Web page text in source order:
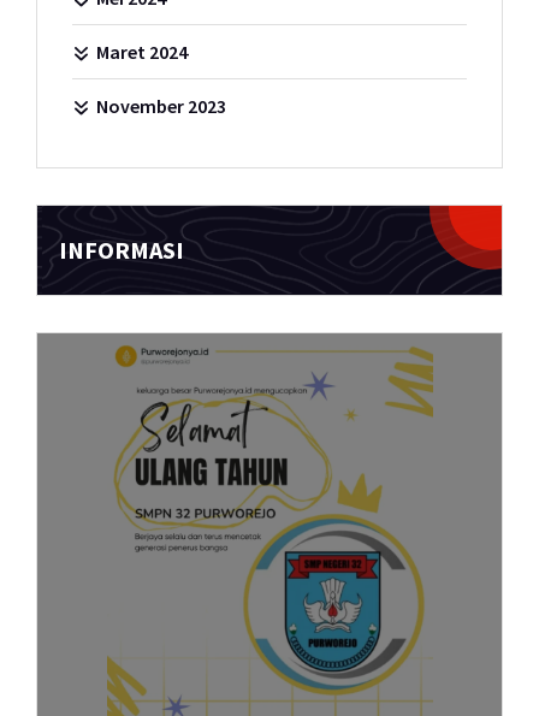
Maret 2024
November 2023
INFORMASI